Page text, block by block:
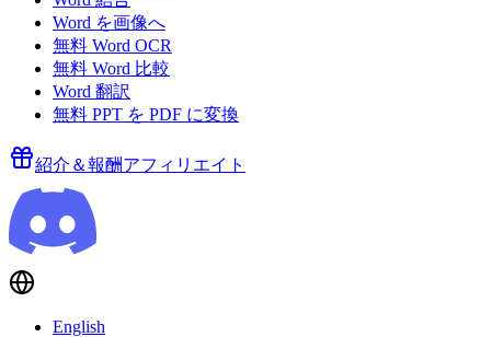
Word を画像へ
無料 Word OCR
無料 Word 比較
Word 翻訳
無料 PPT を PDF に変換
紹介＆報酬アフィリエイト
English